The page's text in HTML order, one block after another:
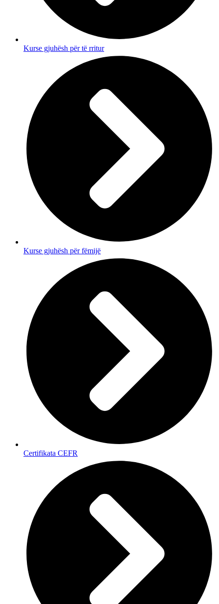
Kurse gjuhësh për të rritur
Kurse gjuhësh për fëmijë
Certifikata CEFR